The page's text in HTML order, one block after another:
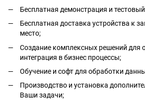
Бесплатная демонстрация и
Бесплатная доставка устройства к
место;
Создание комплексных решений для
интеграция в бизнес процессы;
Обучение и софт для обработки
Производство и установка
Ваши задачи;